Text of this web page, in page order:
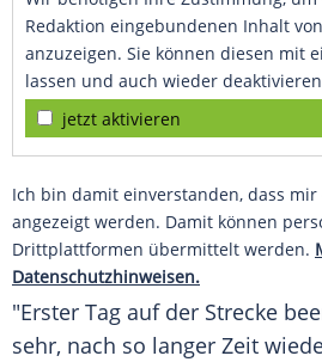
Redaktion eingebundenen Inhalt
anzuzeigen. Sie können diesen mit
lassen und auch wieder
jetzt aktivieren
Ich bin damit einverstanden, dass
angezeigt werden. Damit können
Drittplattformen übermittelt werden.
Datenschutzhinweisen.
"Erster Tag auf der Strecke
sehr, nach so langer Zeit